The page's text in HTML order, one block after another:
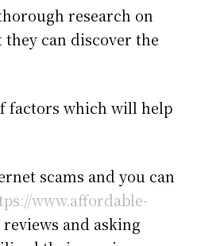
research on
can discover the
factors which will help
scams and you can
www.affordable-
and asking